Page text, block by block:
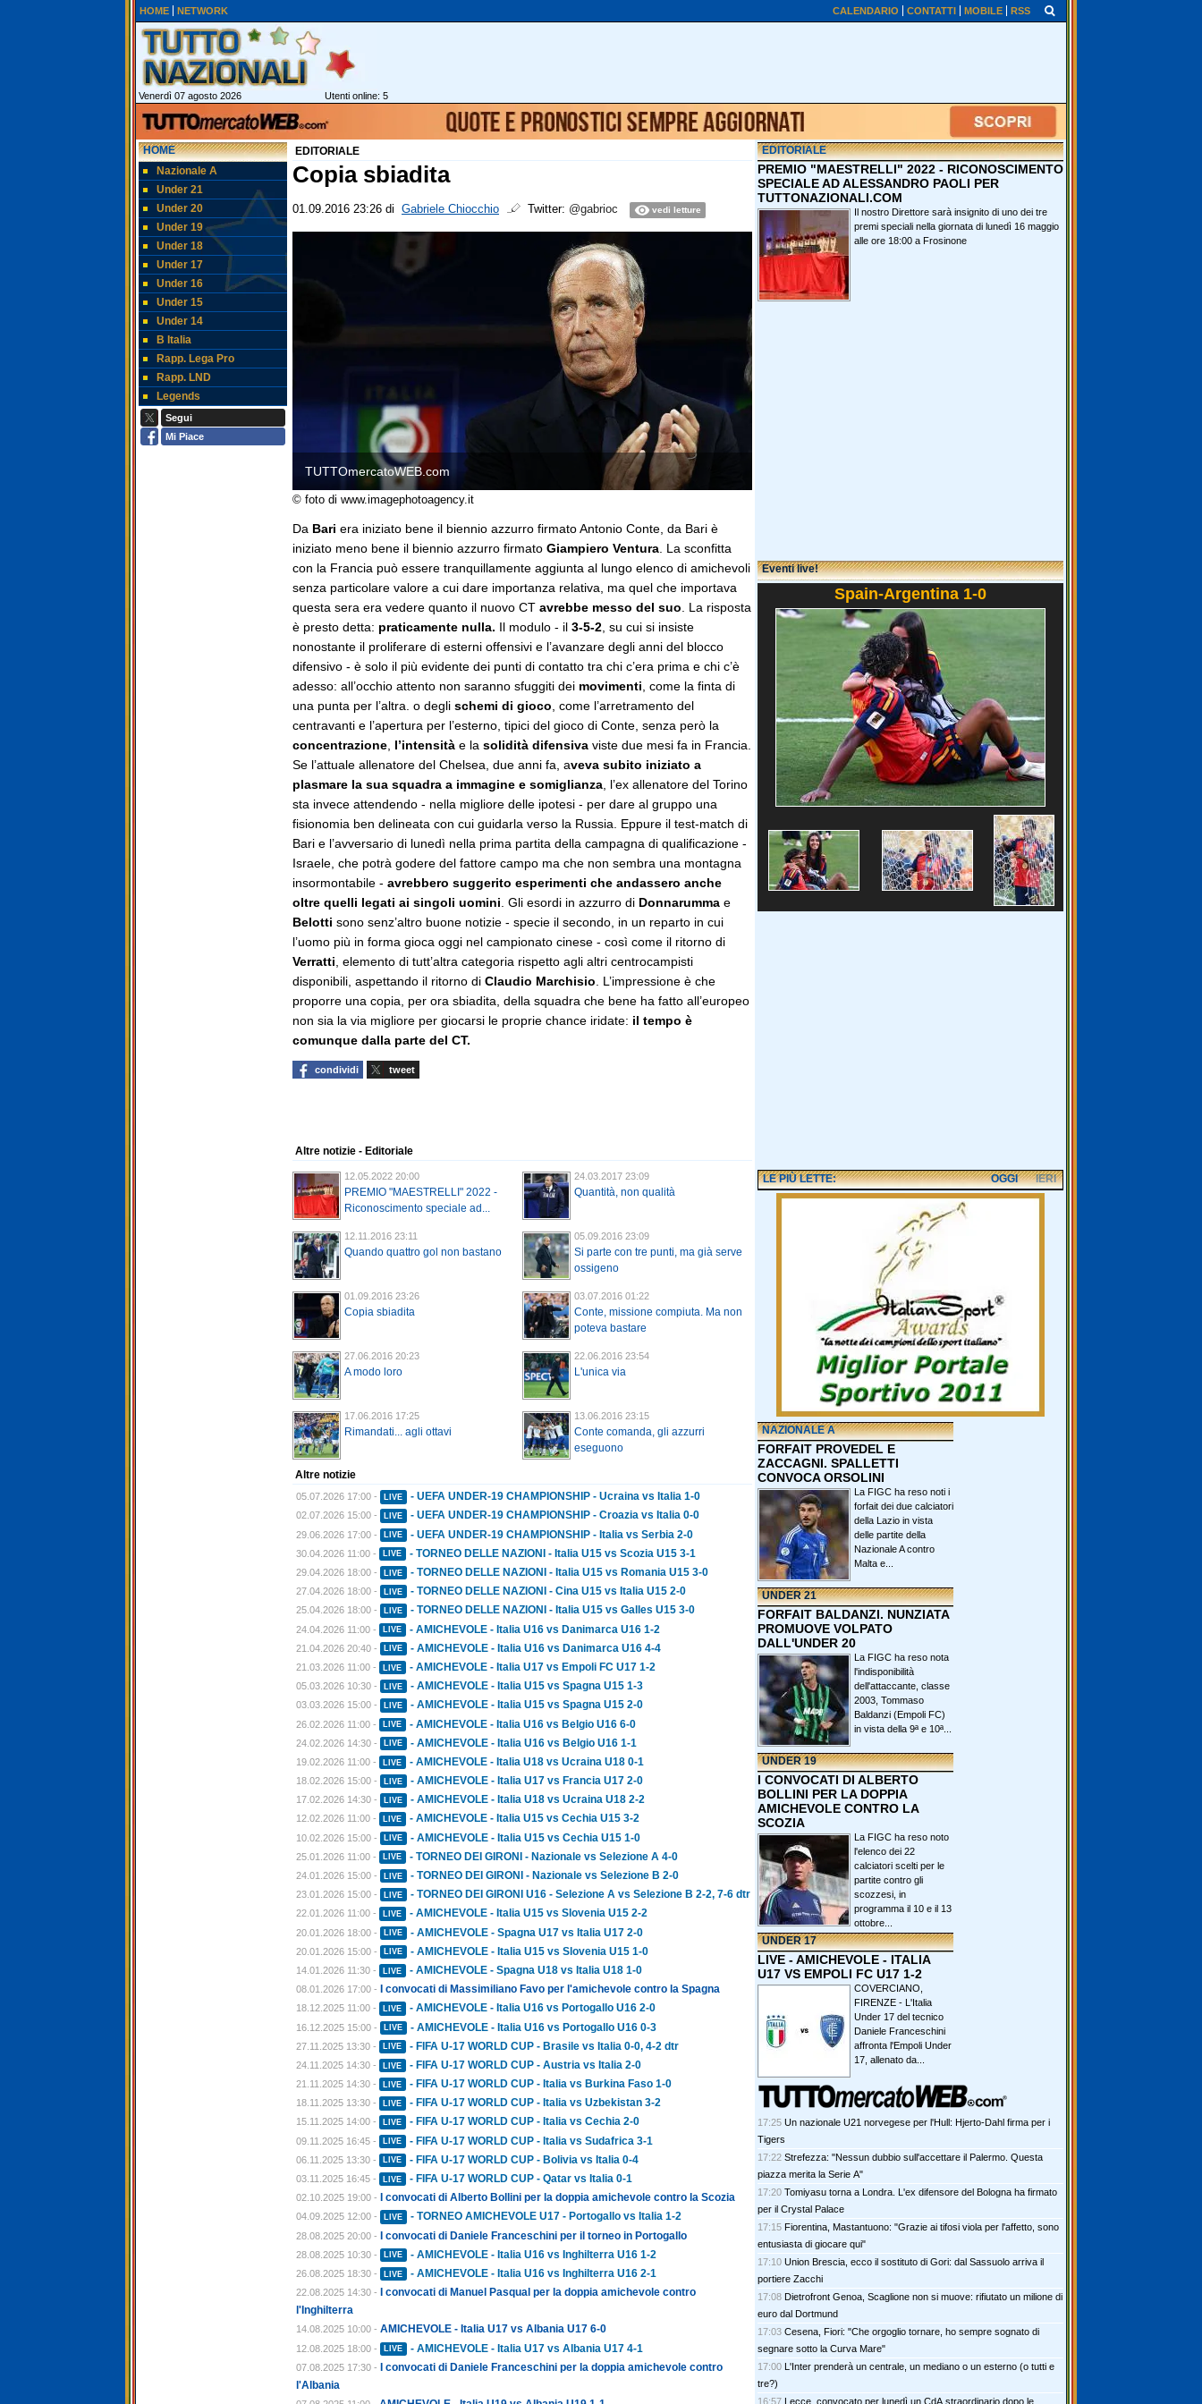
HOME NETWORK CALENDARIO CONTATTI MOBILE RSS
Venerdì 07 agosto 2026 Utenti online: 5
HOME
Nazionale A
Under 21
Under 20
Under 19
Under 18
Under 17
Under 16
Under 15
Under 14
B Italia
Rapp. Lega Pro
Rapp. LND
Legends
Segui
Mi Piace
EDITORIALE
Copia sbiadita
01.09.2016 23:26 di Gabriele Chiocchio Twitter: @gabrioc vedi letture
TUTTOmercatoWEB.com
© foto di www.imagephotoagency.it
Da Bari era iniziato bene il biennio azzurro firmato Antonio Conte, da Bari è
iniziato meno bene il biennio azzurro firmato Giampiero Ventura . La sconfitta
con la Francia può essere tranquillamente aggiunta al lungo elenco di amichevoli
senza particolare valore a cui dare importanza relativa, ma quel che importava
questa sera era vedere quanto il nuovo CT avrebbe messo del suo . La risposta
è presto detta: praticamente nulla. Il modulo - il 3-5-2 , su cui si insiste
nonostante il proliferare di esterni offensivi e l’avanzare degli anni del blocco
difensivo - è solo il più evidente dei punti di contatto tra chi c’era prima e chi c’è
adesso: all’occhio attento non saranno sfuggiti dei movimenti , come la finta di
una punta per l’altra. o degli schemi di gioco , come l’arretramento del
centravanti e l’apertura per l’esterno, tipici del gioco di Conte, senza però la
concentrazione l’intensità e la solidità difensiva viste due mesi fa in Francia.
Se l’attuale allenatore del Chelsea, due anni fa, aveva subito iniziato a
plasmare la sua squadra a immagine e somiglianza , l’ex allenatore del Torino
sta invece attendendo - nella migliore delle ipotesi - per dare al gruppo una
fisionomia ben delineata con cui guidarla verso la Russia. Eppure il test-match di
Bari e l’avversario di lunedì nella prima partita della campagna di qualificazione -
Israele, che potrà godere del fattore campo ma che non sembra una montagna
insormontabile - avrebbero suggerito esperimenti che andassero anche
oltre quelli legati ai singoli uomini . Gli esordi in azzurro di Donnarumma e
Belotti sono senz’altro buone notizie - specie il secondo, in un reparto in cui
l’uomo più in forma gioca oggi nel campionato cinese - così come il ritorno di
Verratti , elemento di tutt’altra categoria rispetto agli altri centrocampisti
disponibili, aspettando il ritorno di Claudio Marchisio . L’impressione è che
proporre una copia, per ora sbiadita, della squadra che bene ha fatto all’europeo
non sia la via migliore per giocarsi le proprie chance iridate: il tempo è
comunque dalla parte del CT.
condividi tweet
Altre notizie - Editoriale
12.05.2022 20:00
PREMIO "MAESTRELLI" 2022 -
Riconoscimento speciale ad...
24.03.2017 23:09
Quantità, non qualità
12.11.2016 23:11
Quando quattro gol non bastano
05.09.2016 23:09
Si parte con tre punti, ma già serve
ossigeno
01.09.2016 23:26
Copia sbiadita
03.07.2016 01:22
Conte, missione compiuta. Ma non
poteva bastare
27.06.2016 20:23
A modo loro
22.06.2016 23:54
L'unica via
17.06.2016 17:25
Rimandati... agli ottavi
13.06.2016 23:15
Conte comanda, gli azzurri
eseguono
Altre notizie
05.07.2026 17:00 - LIVE - UEFA UNDER-19 CHAMPIONSHIP - Ucraina vs Italia 1-0
02.07.2026 15:00 - LIVE - UEFA UNDER-19 CHAMPIONSHIP - Croazia vs Italia 0-0
29.06.2026 17:00 - LIVE - UEFA UNDER-19 CHAMPIONSHIP - Italia vs Serbia 2-0
30.04.2026 11:00 - LIVE - TORNEO DELLE NAZIONI - Italia U15 vs Scozia U15 3-1
29.04.2026 18:00 - LIVE - TORNEO DELLE NAZIONI - Italia U15 vs Romania U15 3-0
27.04.2026 18:00 - LIVE - TORNEO DELLE NAZIONI - Cina U15 vs Italia U15 2-0
25.04.2026 18:00 - LIVE - TORNEO DELLE NAZIONI - Italia U15 vs Galles U15 3-0
24.04.2026 11:00 - LIVE - AMICHEVOLE - Italia U16 vs Danimarca U16 1-2
21.04.2026 20:40 - LIVE - AMICHEVOLE - Italia U16 vs Danimarca U16 4-4
21.03.2026 11:00 - LIVE - AMICHEVOLE - Italia U17 vs Empoli FC U17 1-2
05.03.2026 10:30 - LIVE - AMICHEVOLE - Italia U15 vs Spagna U15 1-3
03.03.2026 15:00 - LIVE - AMICHEVOLE - Italia U15 vs Spagna U15 2-0
26.02.2026 11:00 - LIVE - AMICHEVOLE - Italia U16 vs Belgio U16 6-0
24.02.2026 14:30 - LIVE - AMICHEVOLE - Italia U16 vs Belgio U16 1-1
19.02.2026 11:00 - LIVE - AMICHEVOLE - Italia U18 vs Ucraina U18 0-1
18.02.2026 15:00 - LIVE - AMICHEVOLE - Italia U17 vs Francia U17 2-0
17.02.2026 14:30 - LIVE - AMICHEVOLE - Italia U18 vs Ucraina U18 2-2
12.02.2026 11:00 - LIVE - AMICHEVOLE - Italia U15 vs Cechia U15 3-2
10.02.2026 15:00 - LIVE - AMICHEVOLE - Italia U15 vs Cechia U15 1-0
25.01.2026 11:00 - LIVE - TORNEO DEI GIRONI - Nazionale vs Selezione A 4-0
24.01.2026 15:00 - LIVE - TORNEO DEI GIRONI - Nazionale vs Selezione B 2-0
23.01.2026 15:00 - LIVE - TORNEO DEI GIRONI U16 - Selezione A vs Selezione B 2-2, 7-6 dtr
22.01.2026 11:00 - LIVE - AMICHEVOLE - Italia U15 vs Slovenia U15 2-2
20.01.2026 18:00 - LIVE - AMICHEVOLE - Spagna U17 vs Italia U17 2-0
20.01.2026 15:00 - LIVE - AMICHEVOLE - Italia U15 vs Slovenia U15 1-0
14.01.2026 11:30 - LIVE - AMICHEVOLE - Spagna U18 vs Italia U18 1-0
08.01.2026 17:00 - I convocati di Massimiliano Favo per l'amichevole contro la Spagna
18.12.2025 11:00 - LIVE - AMICHEVOLE - Italia U16 vs Portogallo U16 2-0
16.12.2025 15:00 - LIVE - AMICHEVOLE - Italia U16 vs Portogallo U16 0-3
27.11.2025 13:30 - LIVE - FIFA U-17 WORLD CUP - Brasile vs Italia 0-0, 4-2 dtr
24.11.2025 14:30 - LIVE - FIFA U-17 WORLD CUP - Austria vs Italia 2-0
21.11.2025 14:30 - LIVE - FIFA U-17 WORLD CUP - Italia vs Burkina Faso 1-0
18.11.2025 13:30 - LIVE - FIFA U-17 WORLD CUP - Italia vs Uzbekistan 3-2
15.11.2025 14:00 - LIVE - FIFA U-17 WORLD CUP - Italia vs Cechia 2-0
09.11.2025 16:45 - LIVE - FIFA U-17 WORLD CUP - Italia vs Sudafrica 3-1
06.11.2025 13:30 - LIVE - FIFA U-17 WORLD CUP - Bolivia vs Italia 0-4
03.11.2025 16:45 - LIVE - FIFA U-17 WORLD CUP - Qatar vs Italia 0-1
02.10.2025 19:00 - I convocati di Alberto Bollini per la doppia amichevole contro la Scozia
04.09.2025 12:00 - LIVE - TORNEO AMICHEVOLE U17 - Portogallo vs Italia 1-2
28.08.2025 20:00 - I convocati di Daniele Franceschini per il torneo in Portogallo
28.08.2025 10:30 - LIVE - AMICHEVOLE - Italia U16 vs Inghilterra U16 1-2
26.08.2025 18:30 - LIVE - AMICHEVOLE - Italia U16 vs Inghilterra U16 2-1
22.08.2025 14:30 -
I convocati di Manuel Pasqual per la doppia amichevole contro
l'Inghilterra
14.08.2025 10:00 - AMICHEVOLE - Italia U17 vs Albania U17 6-0
12.08.2025 18:00 - LIVE - AMICHEVOLE - Italia U17 vs Albania U17 4-1
07.08.2025 17:30 - I convocati di Daniele Franceschini per la doppia amichevole contro
l'Albania
EDITORIALE
PREMIO "MAESTRELLI" 2022 - RICONOSCIMENTO
SPECIALE AD ALESSANDRO PAOLI PER
TUTTONAZIONALI.COM
Il nostro Direttore sarà insignito di uno dei tre
premi speciali nella giornata di lunedì 16 maggio
alle ore 18:00 a Frosinone
Eventi live!
Spain-Argentina 1-0
LE PIÙ LETTE: IERI
OGGI
NAZIONALE A
FORFAIT PROVEDEL E
ZACCAGNI. SPALLETTI
CONVOCA ORSOLINI
La FIGC ha reso noti i
forfait dei due calciatori
della Lazio in vista
delle partite della
Nazionale A contro
Malta e...
UNDER 21
FORFAIT BALDANZI. NUNZIATA
PROMUOVE VOLPATO
DALL'UNDER 20
La FIGC ha reso nota
l'indisponibilità
dell'attaccante, classe
2003, Tommaso
Baldanzi (Empoli FC)
in vista della 9ª e 10ª...
UNDER 19
I CONVOCATI DI ALBERTO
BOLLINI PER LA DOPPIA
AMICHEVOLE CONTRO LA
SCOZIA
La FIGC ha reso noto
l'elenco dei 22
calciatori scelti per le
partite contro gli
scozzesi, in
programma il 10 e il 13
ottobre...
UNDER 17
LIVE - AMICHEVOLE - ITALIA
U17 VS EMPOLI FC U17 1-2
COVERCIANO,
FIRENZE - L'Italia
Under 17 del tecnico
Daniele Franceschini
affronta l'Empoli Under
17, allenato da...
17:25 Un nazionale U21 norvegese per l'Hull: Hjerto-Dahl firma per i
Tigers
17:22 Strefezza: "Nessun dubbio sull'accettare il Palermo. Questa
piazza merita la Serie A"
17:20 Tomiyasu torna a Londra. L'ex difensore del Bologna ha firmato
per il Crystal Palace
17:15 Fiorentina, Mastantuono: "Grazie ai tifosi viola per l'affetto, sono
entusiasta di giocare qui"
17:10 Union Brescia, ecco il sostituto di Gori: dal Sassuolo arriva il
portiere Zacchi
17:08 Dietrofront Genoa, Scaglione non si muove: rifiutato un milione di
euro dal Dortmund
17:03 Cesena, Fiori: "Che orgoglio tornare, ho sempre sognato di
segnare sotto la Curva Mare"
17:00 L'Inter prenderà un centrale, un mediano o un esterno (o tutti e
tre?)
16:57 Lecce, convocato per lunedì un CdA straordinario dopo le